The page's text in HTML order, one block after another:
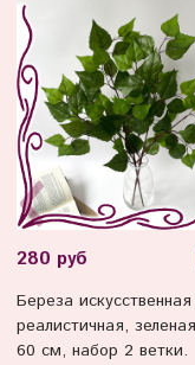
280 руб
Береза искусственная
реалистичная,
60 см, набор 2 ветки.